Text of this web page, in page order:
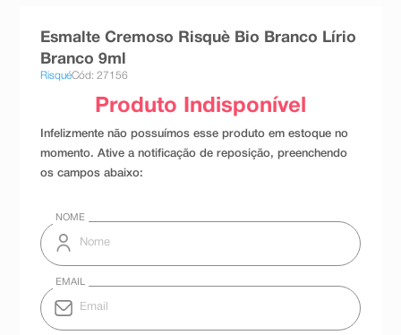
Esmalte Cremoso Risquè Bio Branco Lírio
Branco 9ml
RisquéCód: 27156
absorvente
10º shampoo